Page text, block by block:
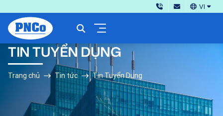
VI
TIN TUYỂN DỤNG
Trang chủ Tin tức Tin Tuyển Dụng